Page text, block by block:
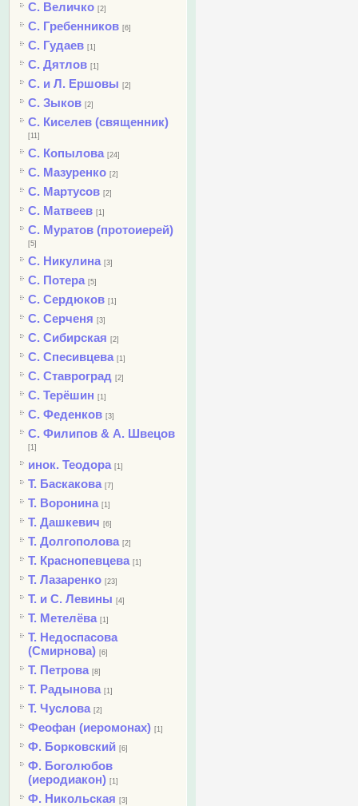
С. Величко [2]
С. Гребенников [6]
С. Гудаев [1]
С. Дятлов [1]
С. и Л. Ершовы [2]
С. Зыков [2]
С. Киселев (священник)
[11]
С. Копылова [24]
С. Мазуренко [2]
С. Мартусов [2]
С. Матвеев [1]
С. Муратов (протоиерей)
[5]
С. Никулина [3]
С. Потера [5]
С. Сердюков [1]
С. Серченя [3]
С. Сибирская [2]
С. Спесивцева [1]
С. Ставроград [2]
С. Терёшин [1]
С. Феденков [3]
С. Филипов & А. Швецов
[1]
инок. Теодора [1]
Т. Баскакова [7]
Т. Воронина [1]
Т. Дашкевич [6]
Т. Долгополова [2]
Т. Краснопевцева [1]
Т. Лазаренко [23]
Т. и С. Левины [4]
Т. Метелёва [1]
Т. Недоспасова
(Смирнова) [6]
Т. Петрова [8]
Т. Радынова [1]
Т. Чуслова [2]
Феофан (иеромонах) [1]
Ф. Борковский [6]
Ф. Боголюбов
(иеродиакон) [1]
Ф. Никольская [3]